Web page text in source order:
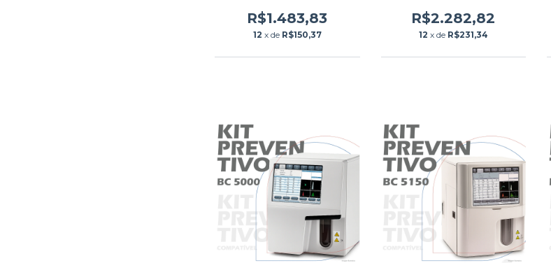
AGULHA
R$1.483,83
12 x de R$150,37
AGULHA
R$2.282,82
12 x de R$231,34